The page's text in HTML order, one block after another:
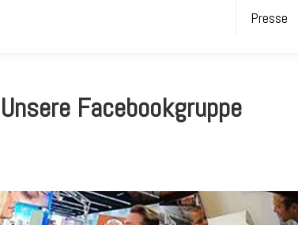
Presse
Unsere Facebookgruppe